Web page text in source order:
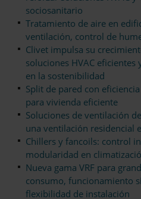
sociosanitario
Tratamiento de aire en
ventilación, control de
Clivet impulsa su
soluciones HVAC eficientes
en la sostenibilidad
Split de pared con
para vivienda eficiente
Soluciones de ventilación
una ventilación residencial
Chillers y fancoils: control
modularidad en
Nueva gama VRF para
consumo, funcionamiento
flexibilidad de instalación